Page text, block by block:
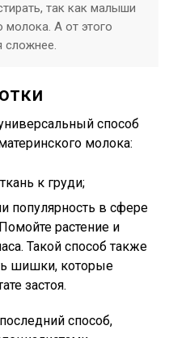
так как малыши
молока. А от этого
сложнее.
способ
молока:
к груди;
популярность в сфере
растение и
Такой способ также
шишки, которые
застоя.
способ,